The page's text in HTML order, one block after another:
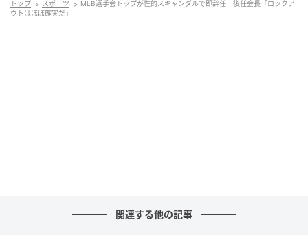
はまた、経営側がサラリーキャップの導入を提案する
堂安律らとの衝突が報じられたフランクフル
ト監督、会見で6分以上もメディア批判する異
トップ スポーツ
MLB選手会トップが性的スキャンダルで即辞任 後任会長「ロックア
ウトはほぼ確実だ」
関連する他の記事